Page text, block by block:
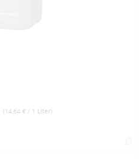
(14,64 € / 1 Liter)